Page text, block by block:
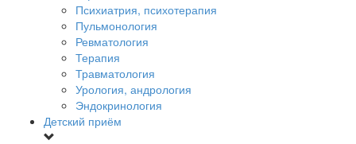
Психиатрия, психотерапия
Пульмонология
Ревматология
Терапия
Травматология
Урология, андрология
Эндокринология
Детский приём